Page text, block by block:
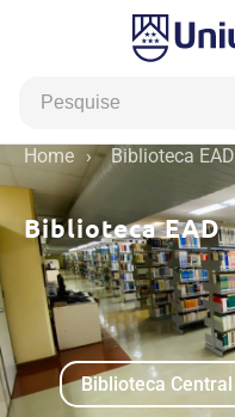
Home › Biblioteca EAD
Biblioteca EAD
Biblioteca Central